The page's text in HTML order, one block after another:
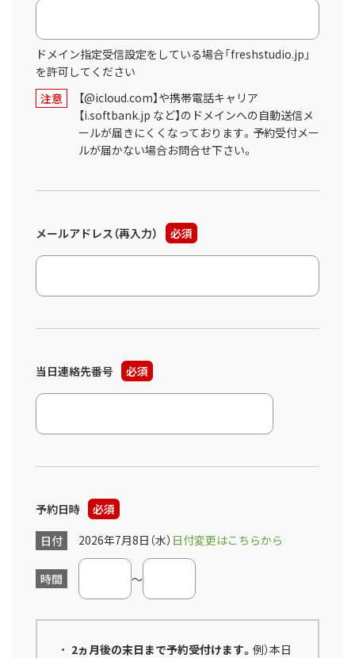
ドメイン指定受信設定をしている場合「freshstudio.jp」
を許可してください
注意
【@icloud.com】や携帯電話キャリア
【i.softbank.jp など】のドメインへの自動送信メ
ールが届きにくくなっております。予約受付メー
ルが届かない場合お問合せ下さい。
メールアドレス（再入力） 必須
当日連絡先番号 必須
予約日時
必須
日付
2026年7月8日（水） 日付変更はこちらから
時間 ～
2ヵ月後の末日まで予約受付けます。 例）本日